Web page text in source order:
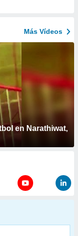
Más Vídeos
en Narathiwat,